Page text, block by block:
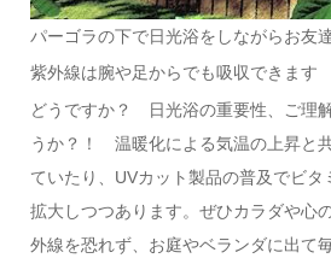
パーゴラの下で日光浴をしながらお友
紫外線は腕や足からでも吸収できます
どうですか？ 日光浴の重要性、ご理
うか？！ 温暖化による気温の上昇と
ていたり、UVカット製品の普及でビタ
拡大しつつあります。ぜひカラダや心
外線を恐れず、お庭やベランダに出て